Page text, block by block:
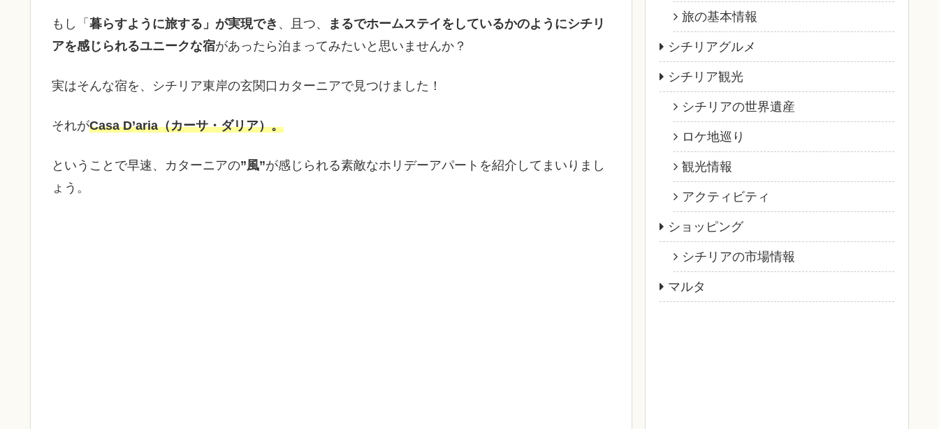
もし「 暮らすように旅する」が実現でき 、且つ、
まるでホームステイをしているかのようにシチリ
アを感じられるユニークな宿があったら泊まってみたいと思いませんか？
実はそんな宿を、シチリア東岸の玄関口カターニアで見つけました！
それがCasa D’aria（カーサ・ダリア）。
ということで早速、カターニアの”風”が感じられる素敵なホリデーアパートを紹介してまいりまし
ょう。
旅の基本情報
シチリアグルメ
シチリア観光
シチリアの世界遺産
ロケ地巡り
観光情報
アクティビティ
ショッピング
シチリアの市場情報
マルタ